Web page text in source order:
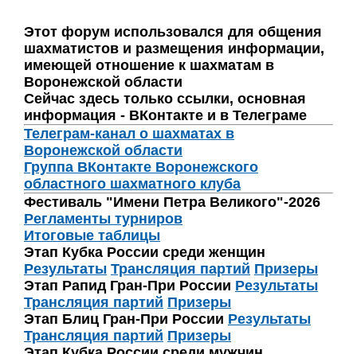
Этот форум использовался для общения
шахматистов и размещения информации,
имеющей отношение к шахматам в
Воронежской области
Сейчас здесь только ссылки, основная
информация - ВКонтакте и в Телеграме
Телеграм-канал о шахматах в
Воронежской области
Группа ВКонтакте Воронежского
областного шахматного клуба
Фестиваль "Имени Петра Великого"-2026
Регламенты турниров
Итоговые таблицы
Этап Кубка России среди женщин
Результаты Трансляция партий Призеры
Этап Рапид Гран-При России Результаты
Трансляция партий Призеры
Этап Блиц Гран-При России Результаты
Трансляция партий Призеры